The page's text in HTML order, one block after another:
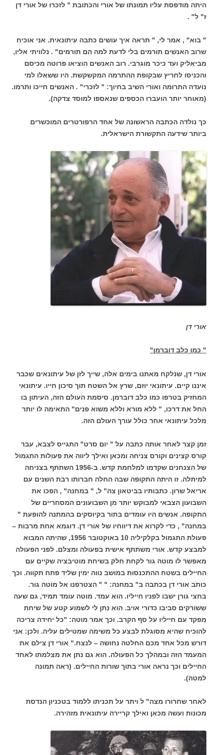
היתה מודפסת עליו תמונתו של אורי והכתובת " לזכרו של אורי דן
ז" ל" .
" בוא" , אמר לי, " תראה איך עושים כתבה עיתונאית. אני אוכיח
שרוב האנשים תורמים בלי לדעת למה הם תורמים" . נלוויתי אליו,
מביאליק ועד כיכר מוגרבי. רוב האנשים הוציאו פרוטה מכיסם
והכניסו לחריץ שבקופת ההתרמה המקשקשת. היו ששאלו למי
נועדה התרומה ואורי השיב בחיוך: " לזכרי" . האנשים חייכו ותרמו.
(מאוחר יותר הועברו הכספים שנאספו למוסד צדקה).
כך נולדה הכתבה הראשונה של אחד הרפורטרים המוכשרים
ביותר שידעה התקשורת הישראלית.
אורי דן
" כמו כלב דוברמן"
אורי דן, שנלקח מאתנו בימים אלה, שייך לזן של עיתונאים שכבר
איננו קיים. עיתונאי יוזם, שרץ אל השטח תוך סיכון חייו. עיתונאי
המחזיק בטרפו כמו כלב דוברמן. סיסמת העולם הזה, העיתון בו
החל את דרכו, " ללא מורא וללא משוא פנים" התאימה לו יותר
מלכל עיתונאי אחר כולל עורך העולם הזה.
זמן קצר לאחר אותה כתבה על " יום סרט" התגייס לצבא, עבר
קורס קצינים וקורס צניחה ומכאן ואילך ליווה את פעולות התגמול
של הצנחנים שקדמו למלחמת קדש. ב-1956 השתתף בצניחה
למיתלה. זו היתה התקופה שבה החלה חברותו רבת השנים עם
אריאל שרון. כתבותיו בביטאון צה" ל, " במחנה" , הפכו את
השבועון הצבאי למבוקש יותר מן השבועונים המסחריים של
התקופה. אנשים היו עומדים בתור בקיוסקים בהמתנה להופעת "
במחנה" , כדי לקרוא את דיווחיו של אורי דן. דוגמא אחת מרבות –
פעולת התגמול בקלקיליה 10 באוקטובר 1956, שהיתה המבוא
למבצע קדש. אורי משתתף אישית בפעולה ומצלם. לפני הפעולה
מאפשר לו מוטה גור לקחת חלק בשיחת מוטיבציה שקיים עם
החיילים בשטח ההתכנסות במושב נווה ימין שליד פתח תקווה. וכך
כותב אורי דן בכתבה ב" במחנה: " " הצטרפנו אל מוטה גור.
בחצי גורן ישבו לפניו חייליו. הוא עמד. מוטה עומד תמיד, גם שעה
ששורקים סביבו כדורי אויב. הוא נתן לי לשמוע קטע של שיחת
מפקד עם חייליו על סף הקרב. וכך אמר מוטה: "כל יחידה צריכה
להוכיח שהיא מסוגלת לבצע כל משימה שמטילים עליה. ולכן: אני
דורש מכל אחד מכם החלטה נחושה – לנצח." אורי דן צילם את
המעמד הזה ובמהלך כל הפעולה. הוא גם נתן את מצלמתו לאחד
החיילים וכך נראה אורי בתוך שורות החיילים. (ראה תמונה
למטה).
לאחר שחרורו מצה" ל ויתר על תכניתו ללמוד בטכניון הנדסת
מכונות ועשה מכאן ואילך קריירה עיתונאית מזהירה.